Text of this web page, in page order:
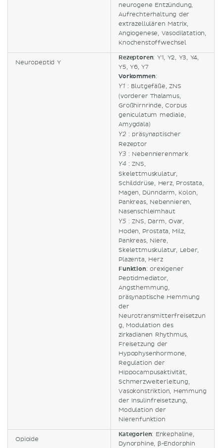
neurogene Entzündung,
Aufrechterhaltung der
extrazellulären Matrix,
Angiogenese, Vasodilatation,
Knochenstoffwechsel
Neuropeptid Y
Rezeptoren: Y1, Y2, Y3, Y4,
Y5, Y6, Y7
Vorkommen:
Y1 : Blutgefäße, ZNS
(vorderer Thalamus,
Großhirnrinde, Corpus
geniculatum mediale,
Amygdala)
Y2 : präsynaptischer
Rezeptor
Y3 : Nebennierenmark
Y4 : ZNS,
Skelettmuskulatur,
Schilddrüse, Herz, Prostata,
Magen, Dünndarm, Kolon,
Pankreas, Nebennieren,
Nasenschleimhaut
Y5 : ZNS, Darm, Ovar,
Hoden, Prostata, Milz,
Pankreas, Niere,
Skelettmuskulatur, Leber,
Plazenta, Herz
Funktion: orexigener
Peptidmediator,
Angsthemmung,
präsynaptische Hemmung
der
Neurotransmitterfreisetzun
g, Modulation des
zirkadianen Rhythmus,
Freisetzung der
Hypophysenhormone,
Regulation der
Hippocampusaktivität,
Schmerzweiterleitung,
Vasokonstriktion, Hemmung
der Insulinfreisetzung,
Modulation der
Nierenfunktion
Opioide
Kategorien: Enkephaline,
Dynorphine, β-Endorphin